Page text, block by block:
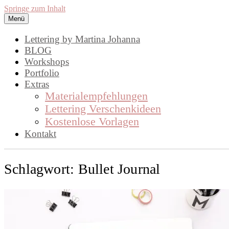
Springe zum Inhalt
Handlettering by Martina Johanna.
Menü
Lettering by Martina Johanna
BLOG
Workshops
Portfolio
Extras
Materialempfehlungen
Lettering Verschenkideen
Kostenlose Vorlagen
Kontakt
Schlagwort: Bullet Journal